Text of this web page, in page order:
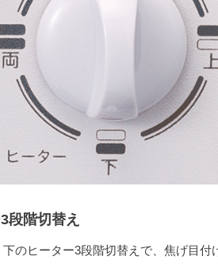
段階切替え
のヒーター3段階切替えで、焦げ目付